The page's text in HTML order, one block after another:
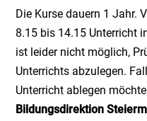
Die Kurse dauern 1 Jahr.
8.15 bis 14.15 Unterricht
ist leider nicht möglich,
Unterrichts abzulegen.
Unterricht ablegen
Bildungsdirektion